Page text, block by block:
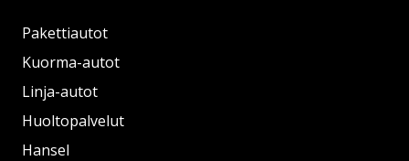
Pakettiautot
Kuorma-autot
Linja-autot
Huoltopalvelut
Hansel